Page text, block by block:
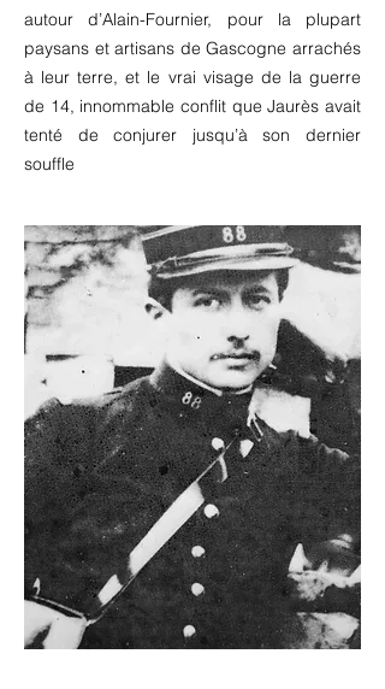
autour d’Alain-Fournier, pour la plupart
paysans et artisans de Gascogne arrachés
à leur terre, et le vrai visage de la guerre
de 14, innommable conflit que Jaurès avait
tenté de conjurer jusqu’à son dernier
souffle